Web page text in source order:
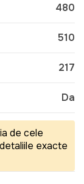
480
510
217
Da
de cele
exacte